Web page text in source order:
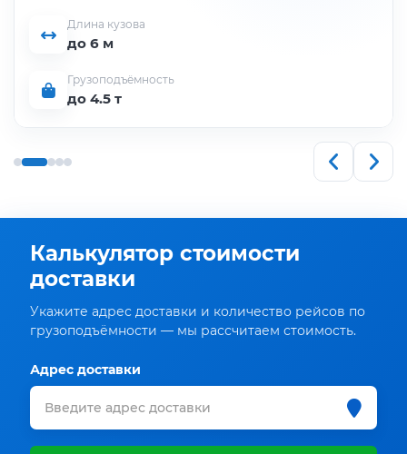
Длина кузова
до 6 м
Грузоподъёмность
до 4.5 т
Калькулятор стоимости
доставки
Укажите адрес доставки и количество рейсов по
грузоподъёмности — мы рассчитаем стоимость.
Адрес доставки